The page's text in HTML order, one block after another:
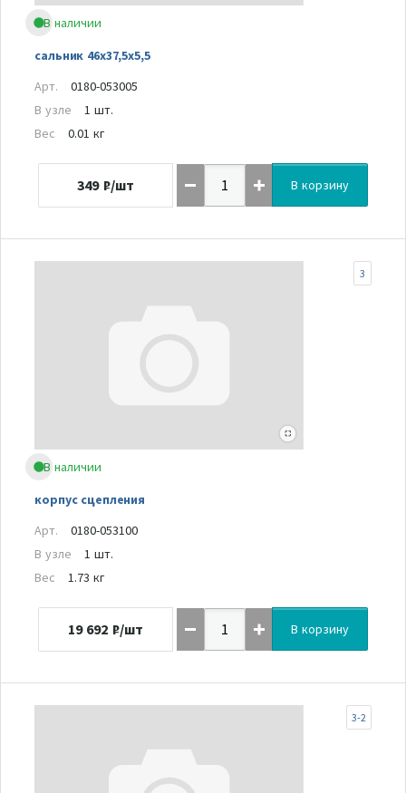
В наличии
сальник 46х37,5х5,5
Арт.
0180-053005
В узле
1 шт.
Вес
0.01 кг
349 ₽/шт В корзину
В наличии
корпус сцепления
3
Арт.
0180-053100
В узле
1 шт.
Вес
1.73 кг
19 692 ₽/шт В корзину
3-2